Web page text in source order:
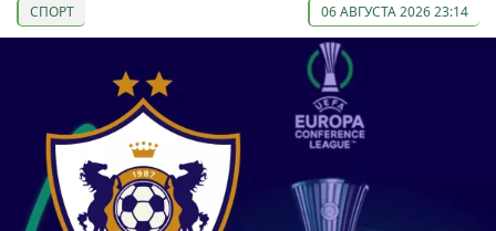
СПОРТ 06 АВГУСТА 2026 23:14